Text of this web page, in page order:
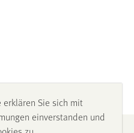
Sie sich mit
einverstanden und